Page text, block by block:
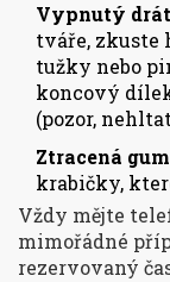
Vypnutý
tváře, zkuste
tužky nebo
koncový
(pozor,
Ztracená
krabičky,
Vždy mějte
mimořádné
rezervovaný